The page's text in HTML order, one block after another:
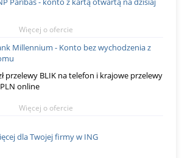
Więcej o ofercie
Millennium - Konto bez wychodzenia z
przelewy BLIK na telefon i krajowe przelewy
online
Więcej o ofercie
dla Twojej firmy w ING